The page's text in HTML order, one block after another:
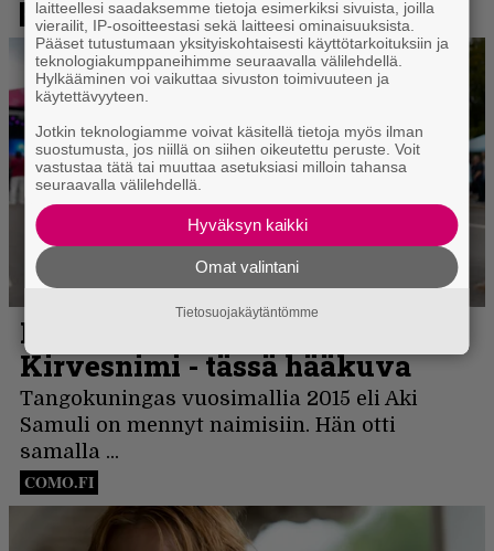
laitteellesi saadaksemme tietoja esimerkiksi sivuista, joilla
vierailit, IP-osoitteestasi sekä laitteesi ominaisuuksista.
Pääset tutustumaan yksityiskohtaisesti käyttötarkoituksiin ja
teknologiakumppaneihimme seuraavalla välilehdellä.
Hylkääminen voi vaikuttaa sivuston toimivuuteen ja
käytettävyyteen.
Jotkin teknologiamme voivat käsitellä tietoja myös ilman
suostumusta, jos niillä on siihen oikeutettu peruste. Voit
vastustaa tätä tai muuttaa asetuksiasi milloin tahansa
seuraavalla välilehdellä.
Hyväksyn kaikki
Omat valintani
Tietosuojakäytäntömme